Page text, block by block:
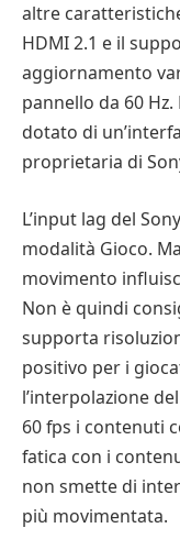
altre
HDMI 2.1 e il
aggiornamento
pannello da 60
dotato di
proprietaria di
L’input lag del
modalità Gioco.
movimento
Non è quindi
supporta
positivo per i
l’interpolazione
60 fps i contenuti
fatica con i
non smette di
più movimentata.